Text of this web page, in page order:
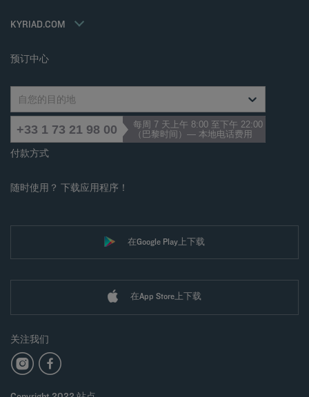
KYRIAD.COM
Accessibility statement
预订中心
自您的目的地
+33 1 73 21 98 00
每周 7 天上午 8:00 至下午 22:00
（巴黎时间）— 本地电话费用
付款方式
随时使用？ 下载应用程序！
在Google Play上下载
在App Store上下载
关注我们